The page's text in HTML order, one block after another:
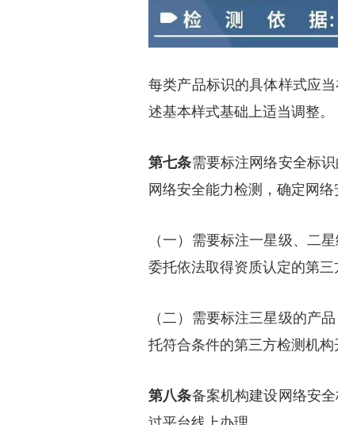
每类产品标识的具体样式应
述基本样式基础上适当调整。
第七条需要标注网络安全标
网络安全能力检测，确定网
（一）需要标注一星级、二
委托依法取得资质认定的第三
（二）需要标注三星级的产
托符合条件的第三方检测机构
第八条备案机构建设网络安